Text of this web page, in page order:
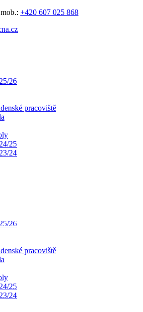
mob.: +420 607 025 868
26
pracoviště
25
24
26
pracoviště
25
24